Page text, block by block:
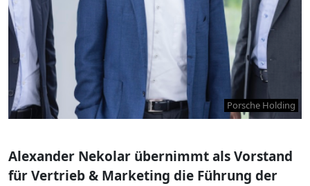
Porsche Holding
Alexander Nekolar übernimmt als Vorstand
für Vertrieb & Marketing die Führung der